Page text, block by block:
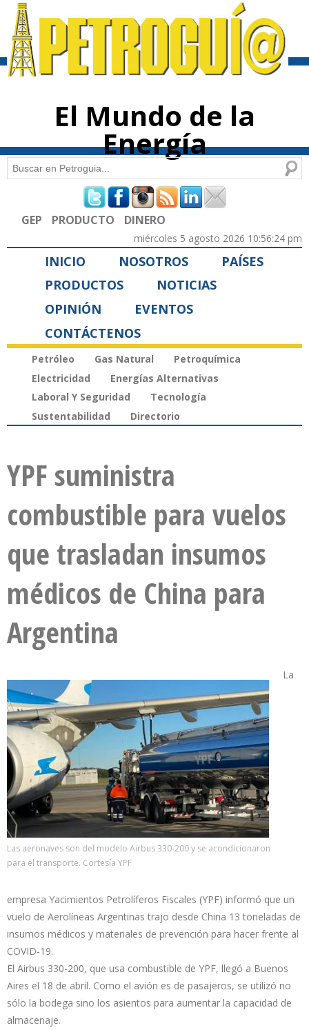
contenido
El Mundo de la
Energía
Formulario de búsqueda
Buscar
GEP PRODUCTO DINERO
miércoles 5 agosto 2026 10:56:24 pm
INICIO NOSOTROS
PAÍSES
PRODUCTOS
NOTICIAS
OPINIÓN
EVENTOS
CONTÁCTENOS
Petróleo Gas Natural
Petroquímica
Electricidad
Energías Alternativas
Laboral Y Seguridad
Tecnología
Sustentabilidad
Directorio
YPF suministra
combustible para vuelos
que trasladan insumos
médicos de China para
Argentina
Las aeronaves son del modelo Airbus 330-200 y se acondicionaron
para el transporte. Cortesía YPF
La
empresa Yacimientos Petrolíferos Fiscales (YPF) informó que un
vuelo de Aerolíneas Argentinas trajo desde China 13 toneladas de
insumos médicos y materiales de prevención para hacer frente al
COVID-19.
El Airbus 330-200, que usa combustible de YPF, llegó a Buenos
Aires el 18 de abril. Como el avión es de pasajeros, se utilizó no
sólo la bodega sino los asientos para aumentar la capacidad de
almacenaje.